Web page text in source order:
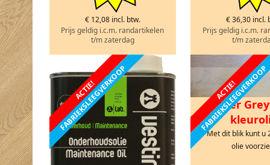
€ 12,08 incl. btw.
Prijs geldig i.c.m. randartikelen
t/m zaterdag
€ 36,30 incl.
Prijs geldig i.c.m.
t/m
ACTIE!
FABRIEKSLEEGVERKOOP ACTIE!
FABRIEKSLEEGVERKOOP
1 liter
Met dit blik kunt u
olie